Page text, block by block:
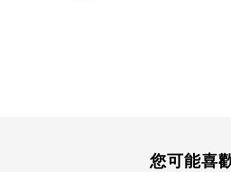
您可能喜